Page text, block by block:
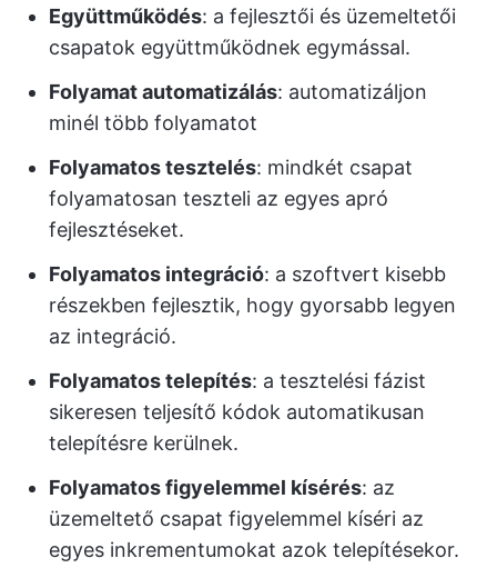
Együttműködés: a fejlesztői és üzemeltetői
csapatok együttműködnek egymással.
Folyamatautomatizálás: automatizáljon
minél több folyamatot
Folyamatos tesztelés: mindkét csapat
folyamatosan teszteli az egyes apró
fejlesztéseket.
Folyamatos integráció: a szoftvert kisebb
részekben fejlesztik, hogy gyorsabb legyen
az integráció.
Folyamatos telepítés: a tesztelési fázist
sikeresen teljesítő kódok automatikusan
telepítésre kerülnek.
Folyamatos figyelemmel kísérés: az
üzemeltető csapat figyelemmel kíséri az
egyes inkrementumokat azok telepítésekor.